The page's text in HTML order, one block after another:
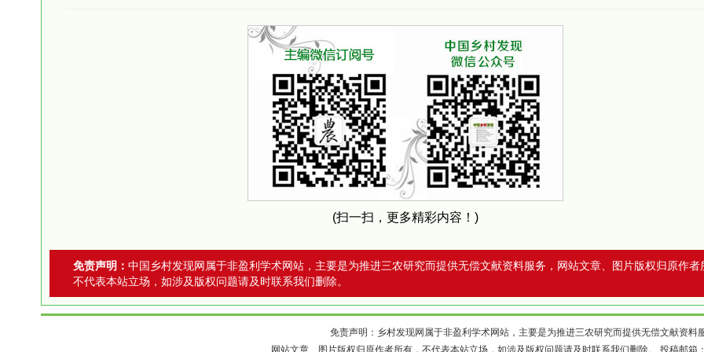
(扫一扫，更多精彩内容！)
免责声明： 中国乡村发现网属于非盈利学术网站，主要是为推进三农研究而提供无偿文献资料服务，网站文章、图片版权归原作者
不代表本站立场，如涉及版权问题请及时联系我们删除。
免责声明：乡村发现网属于非盈利学术网站，主要是为推进三农研究而提供无偿文献资料